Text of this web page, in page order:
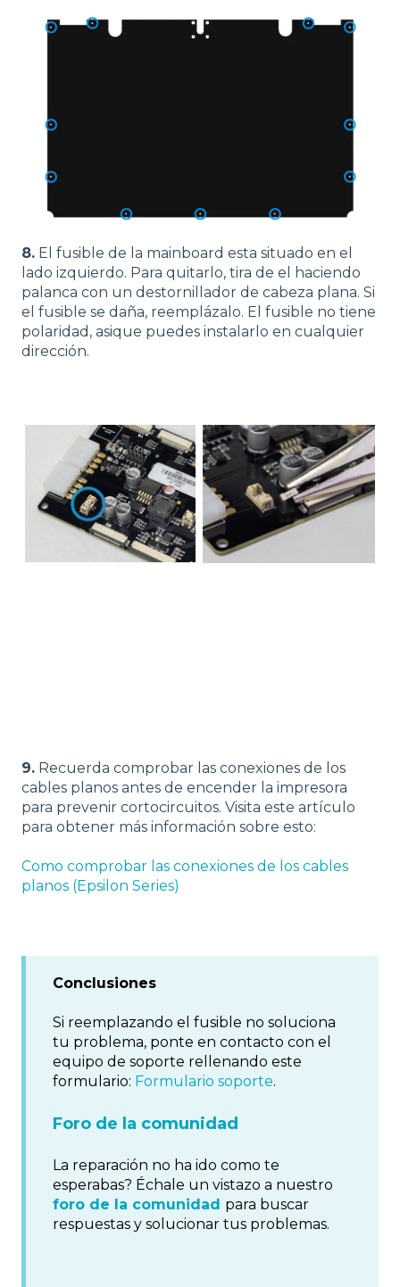
8. El fusible de la mainboard esta situado en el
lado izquierdo. Para quitarlo, tira de el haciendo
palanca con un destornillador de cabeza plana. Si
el fusible se daña, reemplázalo. El fusible no tiene
polaridad, asique puedes instalarlo en cualquier
dirección.
9. Recuerda comprobar las conexiones de los
cables planos antes de encender la impresora
para prevenir cortocircuitos. Visita este artículo
para obtener más información sobre esto:
Como comprobar las conexiones de los cables
planos (Epsilon Series)
Conclusiones
Si reemplazando el fusible no soluciona
tu problema, ponte en contacto con el
equipo de soporte rellenando este
formulario: Formulario soporte.
Foro de la comunidad
La reparación no ha ido como te
esperabas? Échale un vistazo a nuestro
foro de la comunidad para buscar
respuestas y solucionar tus problemas.